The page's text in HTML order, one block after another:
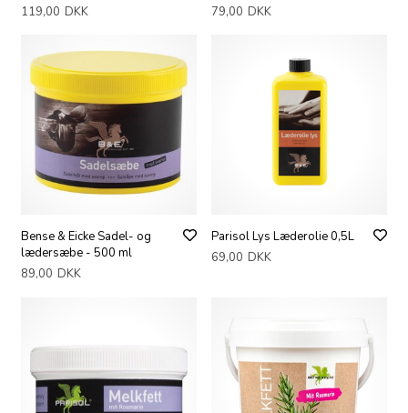
119,00 DKK
79,00 DKK
Bense & Eicke Sadel- og
lædersæbe - 500 ml
89,00 DKK
Parisol Lys Læderolie 0,5L
69,00 DKK